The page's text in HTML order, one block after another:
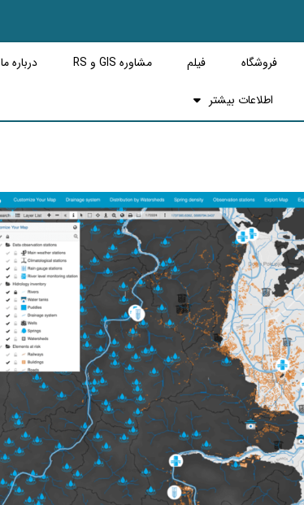
فروشگاه فیلم مشاوره GIS و RS درباره ما
اطلاعات بیشتر